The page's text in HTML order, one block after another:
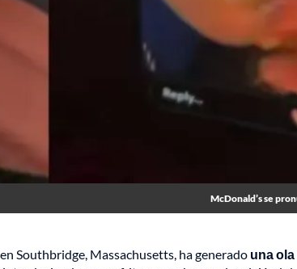
McDonald’s se
Southbridge, Massachusetts, ha generado una